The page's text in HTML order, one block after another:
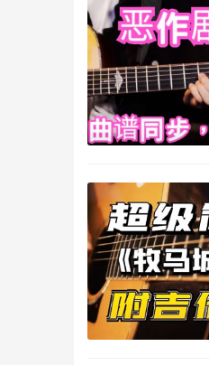
独奏曲
影视主题曲